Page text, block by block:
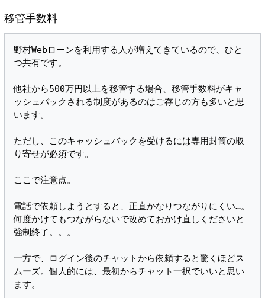
移管手数料
野村Webローンを利用する人が増えてきているので、ひと
つ共有です。
他社から500万円以上を移管する場合、移管手数料がキャ
ッシュバックされる制度があるのはご存じの方も多いと思
います。
ただし、このキャッシュバックを受けるには専用封筒の取
り寄せが必須です。
ここで注意点。
電話で依頼しようとすると、正直かなりつながりにくい…。
何度かけてもつながらないで改めておかけ直しくださいと
強制終了。。。
一方で、ログイン後のチャットから依頼すると驚くほどス
ムーズ。個人的には、最初からチャット一択でいいと思い
ます。